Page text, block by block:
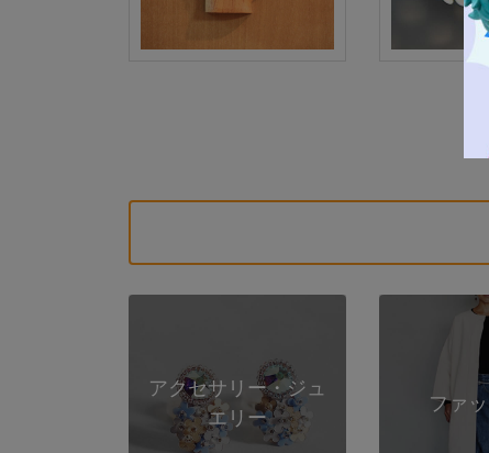
アクセサリー・ジュ
エリー
ファ